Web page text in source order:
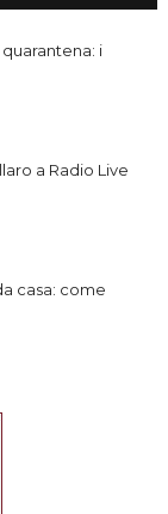
i
a Radio Live
casa: come